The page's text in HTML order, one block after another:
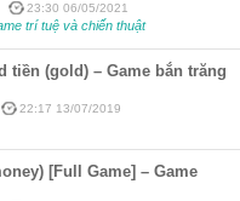
23:30 06/05/2021
trí tuệ và chiến thuật
tiền (gold) – Game bắn trăng
22:17 13/07/2019
[Full Game] – Game